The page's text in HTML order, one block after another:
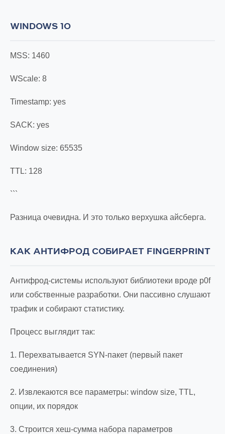
WINDOWS 10
MSS: 1460
WScale: 8
Timestamp: yes
SACK: yes
Window size: 65535
TTL: 128
```
Разница очевидна. И это только верхушка айсберга.
КАК АНТИФРОД СОБИРАЕТ FINGERPRINT
Антифрод-системы используют библиотеки вроде p0f
или собственные разработки. Они пассивно слушают
трафик и собирают статистику.
Процесс выглядит так:
1. Перехватывается SYN-пакет (первый пакет
соединения)
2. Извлекаются все параметры: window size, TTL,
опции, их порядок
3. Строится хеш-сумма набора параметров